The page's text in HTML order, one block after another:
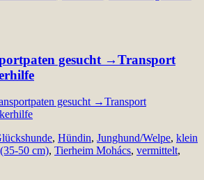
gesucht →Transport
, Hündin, Junghund/Welpe, klein
50 cm), Tierheim Mohács, vermittelt,